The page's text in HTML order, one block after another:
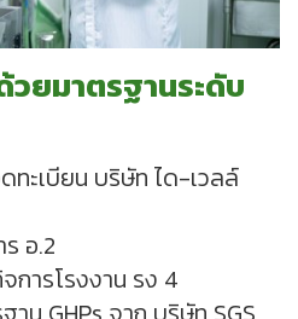
ยมาตรฐานระดับ
ทะเบียน บริษัท ได-เวลล์
อ.2
การโรงงาน รง 4